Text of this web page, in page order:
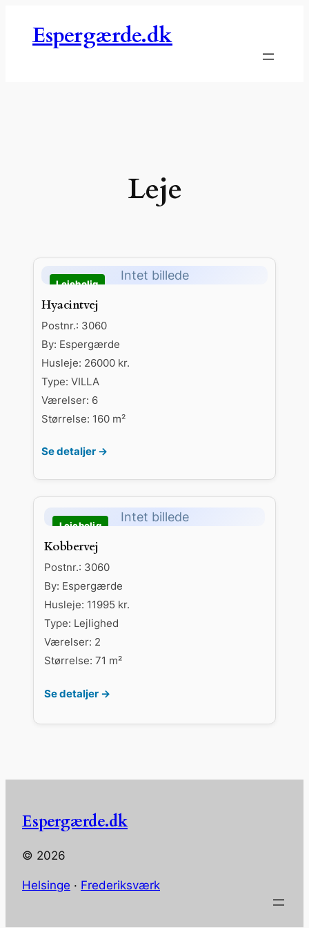
indhold
Espergærde.dk
Leje
Intet billede
Hyacintvej
Postnr.: 3060
By: Espergærde
Husleje: 26000 kr.
Type: VILLA
Værelser: 6
Størrelse: 160 m²
Se detaljer →
Intet billede
Kobbervej
Postnr.: 3060
By: Espergærde
Husleje: 11995 kr.
Type: Lejlighed
Værelser: 2
Størrelse: 71 m²
Se detaljer →
Espergærde.dk
© 2026
Helsinge · Frederiksværk